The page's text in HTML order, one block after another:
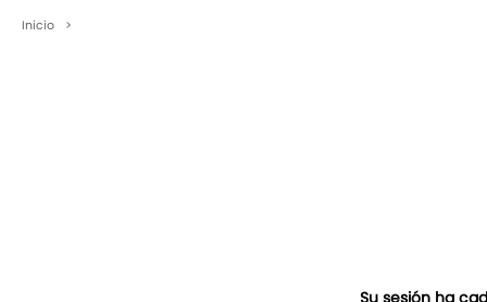
Inicio >
Su sesión ha